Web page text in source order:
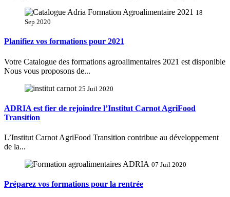
18
Sep 2020
Planifiez vos formations pour 2021
Votre Catalogue des formations agroalimentaires 2021 est disponible
Nous vous proposons de...
25 Juil 2020
ADRIA est fier de rejoindre l’Institut Carnot AgriFood
Transition
L’Institut Carnot AgriFood Transition contribue au développement
de la...
07 Juil 2020
Préparez vos formations pour la rentrée